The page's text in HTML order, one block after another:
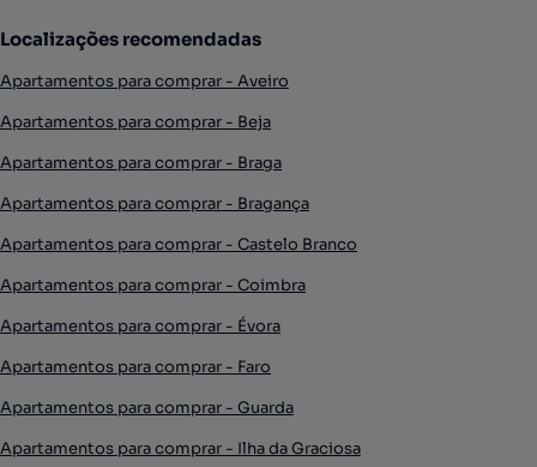
Localizações recomendadas
Apartamentos para comprar - Aveiro
Apartamentos para comprar - Beja
Apartamentos para comprar - Braga
Apartamentos para comprar - Bragança
Apartamentos para comprar - Castelo Branco
Apartamentos para comprar - Coimbra
Apartamentos para comprar - Évora
Apartamentos para comprar - Faro
Apartamentos para comprar - Guarda
Apartamentos para comprar - Ilha da Graciosa